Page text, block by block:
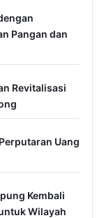
Pangan dan
Revitalisasi
Uang
Kembali
Wilayah